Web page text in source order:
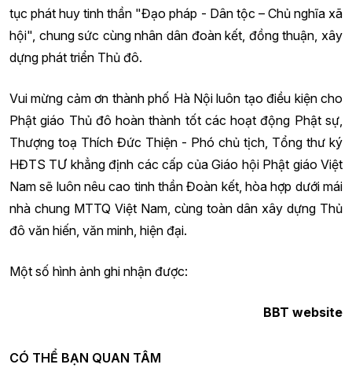
tục phát huy tinh thần "Đạo pháp - Dân tộc – Chủ nghĩa xã
hội", chung sức cùng nhân dân đoàn kết, đồng thuận, xây
dựng phát triển Thủ đô.
Vui mừng cảm ơn thành phố Hà Nội luôn tạo điều kiện cho
Phật giáo Thủ đô hoàn thành tốt các hoạt động Phật sự,
Thượng toạ Thích Đức Thiện - Phó chủ tịch, Tổng thư ký
HĐTS TƯ khẳng định các cấp của Giáo hội Phật giáo Việt
Nam sẽ luôn nêu cao tinh thần Đoàn kết, hòa hợp dưới mái
nhà chung MTTQ Việt Nam, cùng toàn dân xây dựng Thủ
đô văn hiến, văn minh, hiện đại.
Một số hình ảnh ghi nhận được:
BBT website
CÓ THỂ BẠN QUAN TÂM